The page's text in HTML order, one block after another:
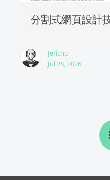
分割式網頁設計
Jericho
Jul 28, 2026